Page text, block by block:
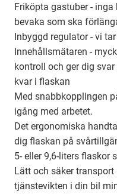
Friköpta gastuber -
bevaka som ska
Inbyggd regulator - vi
Innehållsmätaren -
kontroll och ger dig
kvar i flaskan
Med snabbkopplingen
igång med arbetet.
Det ergonomiska
dig flaskan på
5- eller 9,6-liters flaskor
Lätt och säker
tjänstevikten i din bil